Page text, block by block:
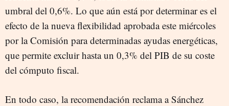
umbral del 0,6%. Lo que aún está por determinar es el
efecto de la nueva flexibilidad aprobada este miércoles
por la Comisión para determinadas ayudas energéticas,
que permite excluir hasta un 0,3% del PIB de su coste
del cómputo fiscal.
En todo caso, la recomendación reclama a Sánchez